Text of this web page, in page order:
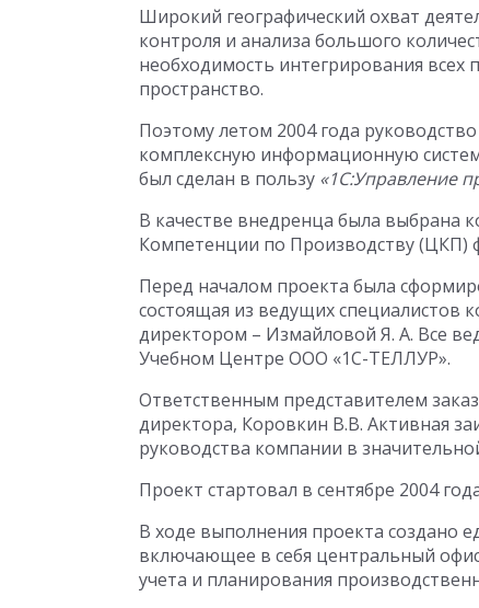
Широкий географический охват
контроля и анализа большого
необходимость интегрирования
пространство.
Поэтому летом 2004 года
комплексную информационную
был сделан в пользу «1С:Управление
В качестве внедренца была выбрана
Компетенции по Производству (ЦКП)
Перед началом проекта была
состоящая из ведущих специалистов
директором – Измайловой Я. А. Все
Учебном Центре ООО «1С-ТЕЛЛУР».
Ответственным представителем
директора, Коровкин В.В. Активная
руководства компании в
Проект стартовал в сентябре 2004
В ходе выполнения проекта создано
включающее в себя центральный
учета и планирования